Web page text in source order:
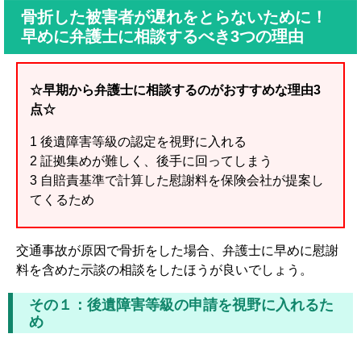
骨折した被害者が遅れをとらないために！
早めに弁護士に相談するべき3つの理由
☆早期から弁護士に相談するのがおすすめな理由3
点☆
1 後遺障害等級の認定を視野に入れる
2 証拠集めが難しく、後手に回ってしまう
3 自賠責基準で計算した慰謝料を保険会社が提案し
てくるため
交通事故が原因で骨折をした場合、弁護士に早めに慰謝
料を含めた示談の相談をしたほうが良いでしょう。
その１：後遺障害等級の申請を視野に入れるた
め